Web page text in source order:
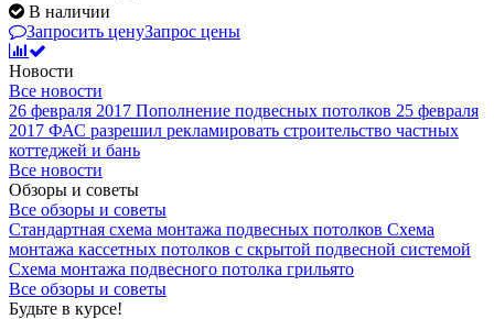
В наличии
Запросить ценуЗапрос цены
Новости
Все новости
26 февраля 2017 Пополнение подвесных потолков 25 февраля
2017 ФАС разрешил рекламировать строительство частных
коттеджей и бань
Все новости
Обзоры и советы
Все обзоры и советы
Стандартная схема монтажа подвесных потолков Схема
монтажа кассетных потолков с скрытой подвесной системой
Схема монтажа подвесного потолка грильято
Все обзоры и советы
Будьте в курсе!